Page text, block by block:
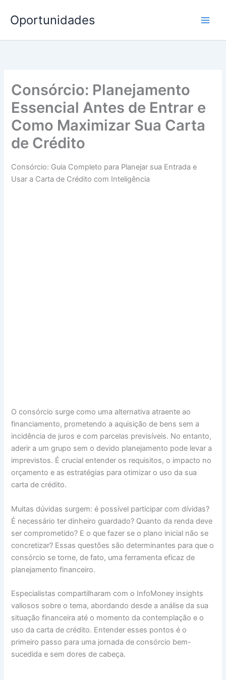
para
conteúdo
Oportunidades
Consórcio: Planejamento
Essencial Antes de Entrar e
Como Maximizar Sua Carta
de Crédito
Consórcio: Guia Completo para Planejar sua Entrada e
Usar a Carta de Crédito com Inteligência
O consórcio surge como uma alternativa atraente ao
financiamento, prometendo a aquisição de bens sem a
incidência de juros e com parcelas previsíveis. No entanto,
aderir a um grupo sem o devido planejamento pode levar a
imprevistos. É crucial entender os requisitos, o impacto no
orçamento e as estratégias para otimizar o uso da sua
carta de crédito.
Muitas dúvidas surgem: é possível participar com dívidas?
É necessário ter dinheiro guardado? Quanto da renda deve
ser comprometido? E o que fazer se o plano inicial não se
concretizar? Essas questões são determinantes para que o
consórcio se torne, de fato, uma ferramenta eficaz de
planejamento financeiro.
Especialistas compartilharam com o InfoMoney insights
valiosos sobre o tema, abordando desde a análise da sua
situação financeira até o momento da contemplação e o
uso da carta de crédito. Entender esses pontos é o
primeiro passo para uma jornada de consórcio bem-
sucedida e sem dores de cabeça.